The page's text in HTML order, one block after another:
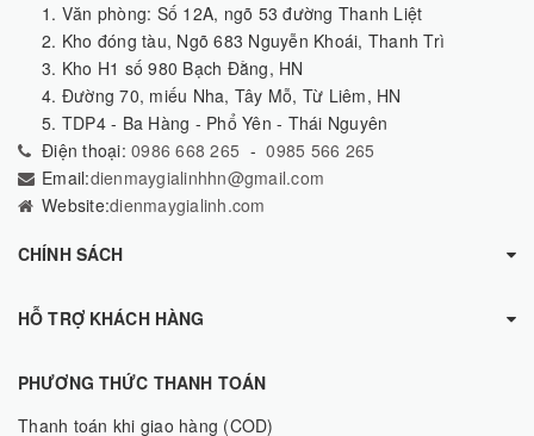
1. Văn phòng: Số 12A, ngõ 53 đường Thanh Liệt
2. Kho đóng tàu, Ngõ 683 Nguyễn Khoái, Thanh Trì
3. Kho H1 số 980 Bạch Đằng, HN
4. Đường 70, miếu Nha, Tây Mỗ, Từ Liêm, HN
5. TDP4 - Ba Hàng - Phổ Yên - Thái Nguyên
Điện thoại: 0986 668 265 -0985 566 265
Email:dienmaygialinhhn@gmail.com
Website:dienmaygialinh.com
CHÍNH SÁCH
HỖ TRỢ KHÁCH HÀNG
PHƯƠNG THỨC THANH TOÁN
Thanh toán khi giao hàng (COD)